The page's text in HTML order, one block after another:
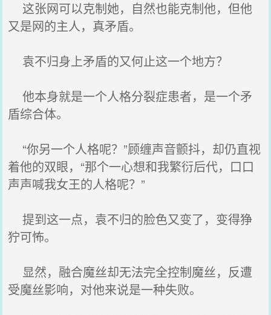
这张网可以克制她，自然也能克制他，但他
又是网的主人，真矛盾。
袁不归身上矛盾的又何止这一个地方？
他本身就是一个人格分裂症患者，是一个矛
盾综合体。
“你另一个人格呢？”顾缠声音颤抖，却仍直视
着他的双眼，“那个一心想和我繁衍后代，口口
声声喊我女王的人格呢？”
提到这一点，袁不归的脸色又变了，变得狰
狞可怖。
显然，融合魔丝却无法完全控制魔丝，反遭
受魔丝影响，对他来说是一种失败。